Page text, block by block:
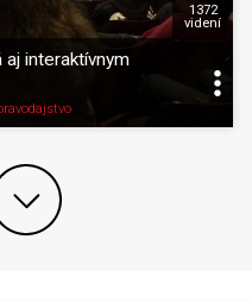
aj interaktívnym
1372
videní